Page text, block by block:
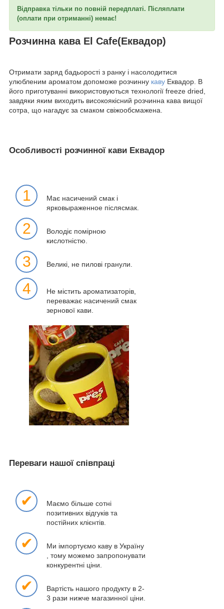
Відправка тільки по повній передплаті. Післяплати
(оплати при отриманні) немає!
Розчинна кава El Cafe(Еквадор)
Отримати заряд бадьорості з ранку і насолодитися
улюбленим ароматом допоможе розчинну каву Еквадор. В
його приготуванні використовуються технології freeze dried,
завдяки яким виходить високоякісний розчинна кава вищої
сотра, що нагадує за смаком свіжообсмажена.
Особливості розчинної кави Еквадор
1
Має насичений смак і
ярковыраженное післясмак.
2
Володіє помірною
кислотністю.
3 Великі, не пилові гранули.
4
Не містить ароматизаторів,
переважає насичений смак
зернової кави.
Переваги нашої співпраці
✔
Маємо більше сотні
позитивних відгуків та
постійних клієнтів.
✔
Ми імпортуємо каву в Україну
, тому можемо запропонувати
конкурентні ціни.
✔
Вартість нашого продукту в 2-
3 рази нижче магазинної ціни.